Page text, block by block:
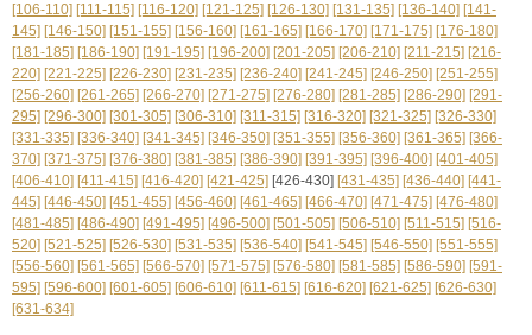
[106-110] [111-115] [116-120] [121-125] [126-130] [131-135] [136-140] [141-
145] [146-150] [151-155] [156-160] [161-165] [166-170] [171-175] [176-180]
[181-185] [186-190] [191-195] [196-200] [201-205] [206-210] [211-215] [216-
220] [221-225] [226-230] [231-235] [236-240] [241-245] [246-250] [251-255]
[256-260] [261-265] [266-270] [271-275] [276-280] [281-285] [286-290] [291-
295] [296-300] [301-305] [306-310] [311-315] [316-320] [321-325] [326-330]
[331-335] [336-340] [341-345] [346-350] [351-355] [356-360] [361-365] [366-
370] [371-375] [376-380] [381-385] [386-390] [391-395] [396-400] [401-405]
[406-410] [411-415] [416-420] [421-425] [426-430] [431-435] [436-440] [441-
445] [446-450] [451-455] [456-460] [461-465] [466-470] [471-475] [476-480]
[481-485] [486-490] [491-495] [496-500] [501-505] [506-510] [511-515] [516-
520] [521-525] [526-530] [531-535] [536-540] [541-545] [546-550] [551-555]
[556-560] [561-565] [566-570] [571-575] [576-580] [581-585] [586-590] [591-
595] [596-600] [601-605] [606-610] [611-615] [616-620] [621-625] [626-630]
[631-634]